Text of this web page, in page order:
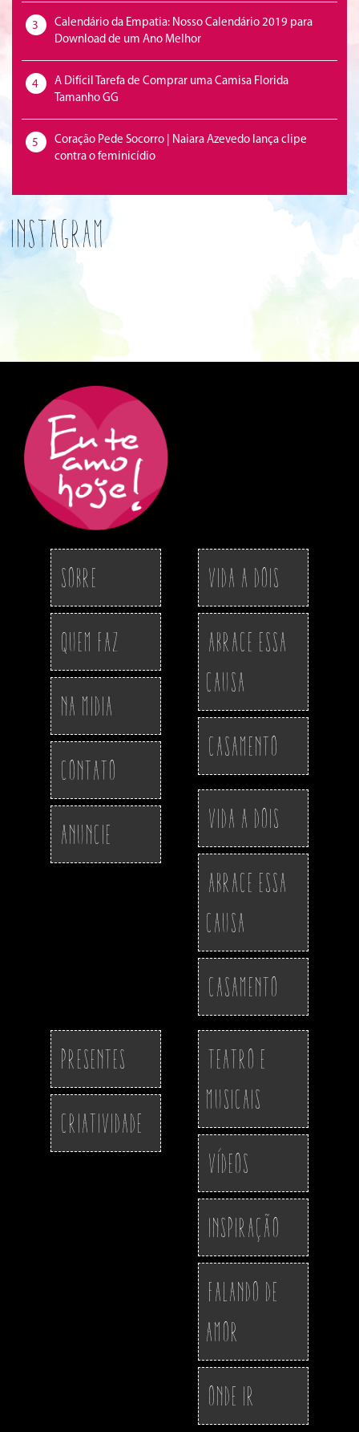
3
Calendário da Empatia: Nosso Calendário 2019 para
Download de um Ano Melhor
4
A Difícil Tarefa de Comprar uma Camisa Florida
Tamanho GG
5
Coração Pede Socorro | Naiara Azevedo lança clipe
contra o feminicídio
Instagram
Sobre
Quem Faz
Na Midia
Contato
Anuncie
Vida a Dois
Abrace essa
Causa
Casamento
Vida a Dois
Abrace essa
Causa
Casamento
Presentes
Criatividade
Teatro e
Musicais
Vídeos
Inspiração
Falando de
Amor
Onde ir